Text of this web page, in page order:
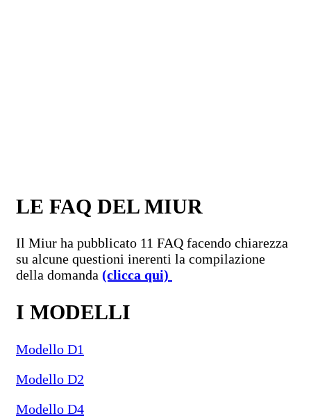
LE FAQ DEL MIUR
Il Miur ha pubblicato 11 FAQ facendo chiarezza
su alcune questioni inerenti la compilazione
della domanda (clicca qui)
I MODELLI
Modello D1
Modello D2
Modello D4